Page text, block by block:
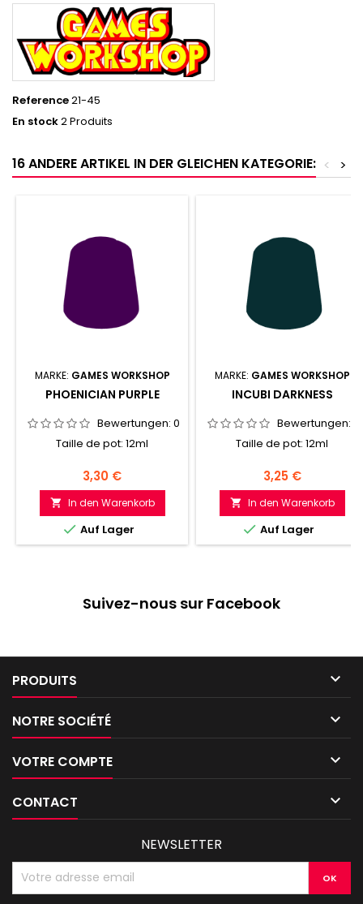
Reference21-45
En stock2 Produits
16 ANDERE ARTIKEL IN DER GLEICHEN KATEGORIE: >
<
MARKE: GAMES WORKSHOP
PHOENICIAN PURPLE
Bewertungen: 0
Taille de pot: 12ml
Preis
3,30 €
 In den Warenkorb
 Auf Lager
MARKE: GAMES WORKSHOP
INCUBI DARKNESS
Bewertungen:
Taille de pot: 12ml
Preis
3,25 €
 In den Warenkorb
 Auf Lager
Suivez-nous sur Facebook
PRODUITS 
NOTRE SOCIÉTÉ 
VOTRE COMPTE 
CONTACT 
NEWSLETTER